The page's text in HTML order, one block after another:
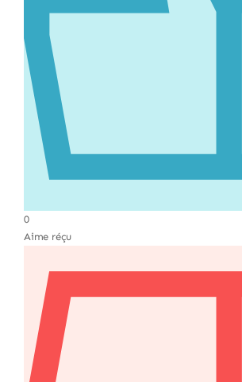
0
Aime réçu